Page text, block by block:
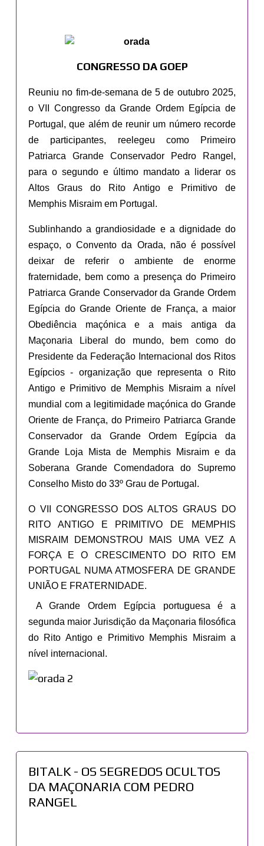
CONGRESSO DA GOEP
Reuniu no fim-de-semana de 5 de outubro 2025,
o VII Congresso da Grande Ordem Egípcia de
Portugal, que além de reunir um número recorde
de participantes, reelegeu como Primeiro
Patriarca Grande Conservador Pedro Rangel,
para o segundo e último mandato a liderar os
Altos Graus do Rito Antigo e Primitivo de
Memphis Misraim em Portugal.
Sublinhando a grandiosidade e a dignidade do
espaço, o Convento da Orada, não é possível
deixar de referir o ambiente de enorme
fraternidade, bem como a presença do Primeiro
Patriarca Grande Conservador da Grande Ordem
Egípcia do Grande Oriente de França, a maior
Obediência maçónica e a mais antiga da
Maçonaria Liberal do mundo, bem como do
Presidente da Federação Internacional dos Ritos
Egípcios - organização que representa o Rito
Antigo e Primitivo de Memphis Misraim a nível
mundial com a legitimidade maçónica do Grande
Oriente de França, do Primeiro Patriarca Grande
Conservador da Grande Ordem Egípcia da
Grande Loja Mista de Memphis Misraim e da
Soberana Grande Comendadora do Supremo
Conselho Misto do 33º Grau de Portugal.
O VII CONGRESSO DOS ALTOS GRAUS DO
RITO ANTIGO E PRIMITIVO DE MEMPHIS
MISRAIM DEMONSTROU MAIS UMA VEZ A
FORÇA E O CRESCIMENTO DO RITO EM
PORTUGAL NUMA ATMOSFERA DE GRANDE
UNIÃO E FRATERNIDADE.
A Grande Ordem Egípcia portuguesa é a
segunda maior Jurisdição da Maçonaria filosófica
do Rito Antigo e Primitivo Memphis Misraim a
nível internacional.
BITALK - OS SEGREDOS OCULTOS
DA MAÇONARIA COM PEDRO
RANGEL